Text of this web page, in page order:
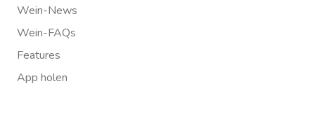
Wein-News
Wein-FAQs
Features
App holen